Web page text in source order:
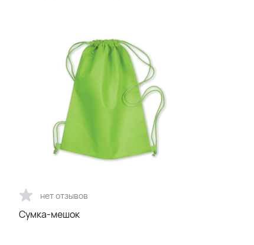
нет отзывов
Сумка-мешок